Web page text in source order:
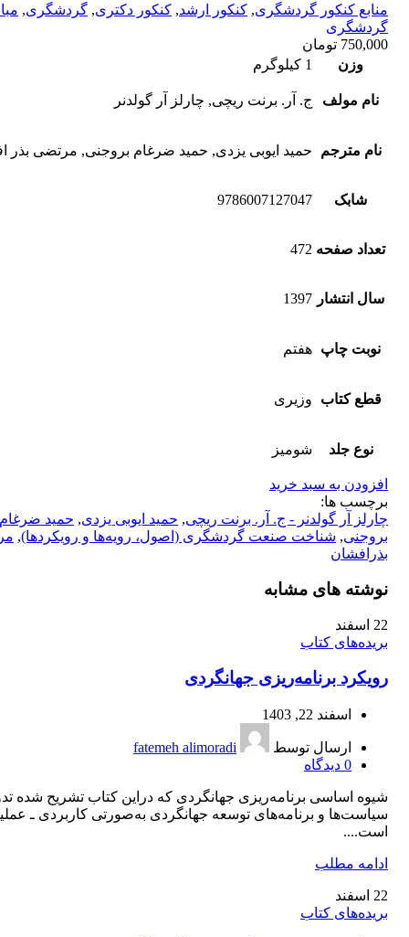
منابع کنکور گردشگری, کنکور ارشد, کنکور دکتری, گردشگری,
گردشگری
750,000 تومان
وزن
1 کیلوگرم
نام مولف ج. آر. برنت ریچی, چارلز آر گولدنر
نام مترجم حمید ایوبی یزدی, حمید ضرغام بروجنی, مرتضی بذر
شابک 9786007127047
تعداد صفحه 472
سال انتشار 1397
نوبت چاپ هفتم
قطع کتاب وزیری
نوع جلد شومیز
افزودن به سبد خرید
برچسب ها:
چارلز آر گولدنر - ج. آر. برنت ریچی, حمید ایوبی یزدی, حمید ضرغام
بروجنی, شناخت صنعت گردشگری (اصول، رویه‌ها و رویکردها),
بذرافشان
نوشته های مشابه
22 اسفند
بریده‌های کتاب
رویکرد برنامه‌‏ریزی جهانگردی
اسفند 22, 1403
ارسال توسط
fatemeh alimoradi
0 دیدگاه
شیوه اساسی برنامه‌ریزی جهانگردی که دراین کتاب تشریح شده
سیاست‌ها و برنامه‌های توسعه جهانگردی به‏‌صورتی کاربردی ـ
است....
ادامه مطلب
22 اسفند
بریده‌های کتاب